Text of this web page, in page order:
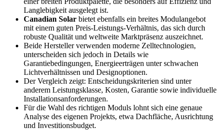
Langlebigkeit ausgelegt ist.
Canadian Solar bietet ebenfalls ein breites Modulangebot
mit einem guten Preis-Leistungs-Verhältnis, das sich durch
robuste Qualität und weltweite Marktpräsenz auszeichnet.
Beide Hersteller verwenden moderne Zelltechnologien,
unterscheiden sich jedoch in Details wie
Garantiebedingungen, Energieerträgen unter schwachen
Lichtverhältnissen und Designoptionen.
Der Vergleich zeigt: Entscheidungskriterien sind unter
anderem Leistungsklasse, Kosten, Garantie sowie individuelle
Installationsanforderungen.
Für die Wahl des richtigen Moduls lohnt sich eine genaue
Analyse des eigenen Projekts, etwa Dachfläche, Ausrichtung
und Investitionsbudget.